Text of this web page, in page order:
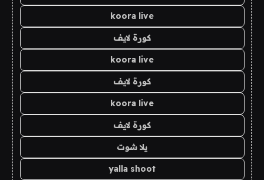
koora live
كورة لايف
koora live
كورة لايف
koora live
كورة لايف
يلا شوت
yalla shoot